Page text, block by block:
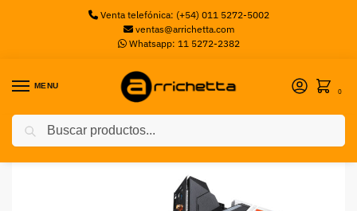
Venta telefónica: (+54) 011 5272-5002
ventas@arrichetta.com
Whatsapp: 11 5272-2382
MENU
0
Inicio Motherboards AMD / MB GIGABYTE AM4 B450 AORUS PRO WIFI BOX ATX GIGABYTE